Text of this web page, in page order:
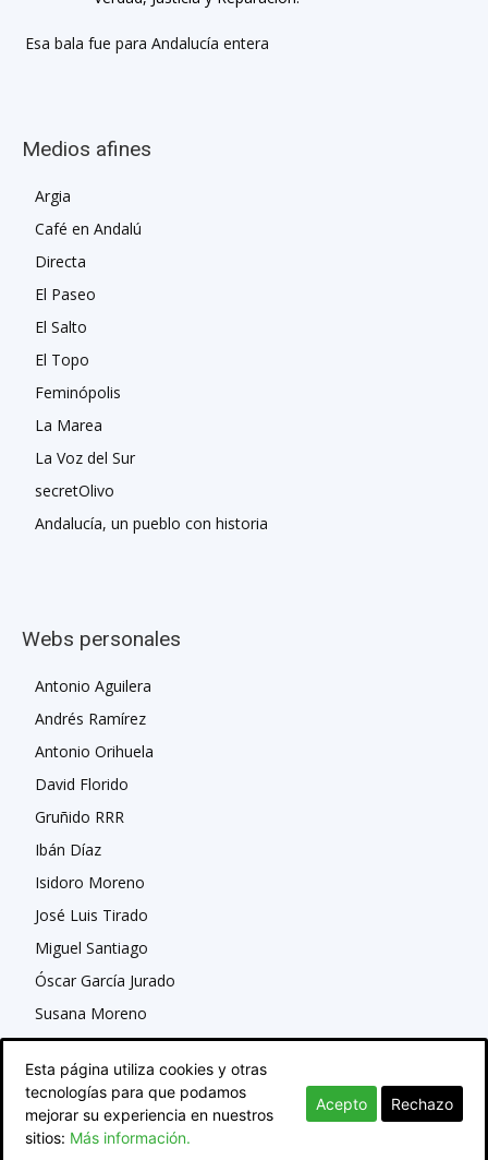
Esa bala fue para Andalucía entera
Medios afines
Argia
Café en Andalú
Directa
El Paseo
El Salto
El Topo
Feminópolis
La Marea
La Voz del Sur
secretOlivo
Andalucía, un pueblo con historia
Webs personales
Antonio Aguilera
Andrés Ramírez
Antonio Orihuela
David Florido
Gruñido RRR
Ibán Díaz
Isidoro Moreno
José Luis Tirado
Miguel Santiago
Óscar García Jurado
Susana Moreno
© Newspaper WordPress Theme by TagDiv
Esta página utiliza cookies y otras
tecnologías para que podamos
mejorar su experiencia en nuestros
sitios: Más información.
Acepto Rechazo